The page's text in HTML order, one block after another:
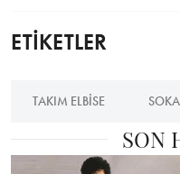
ETİKETLER
TAKIM ELBISE
SON